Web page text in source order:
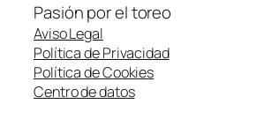
Pasión por el toreo
Aviso Legal
Política de Privacidad
Política de Cookies
Centro de datos